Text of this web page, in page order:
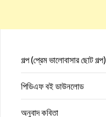
গল্প (প্রেম ভালোবাসার ছোট গল্প)
পিডিএফ বই ডাউনলোড
অনুবাদ কবিতা